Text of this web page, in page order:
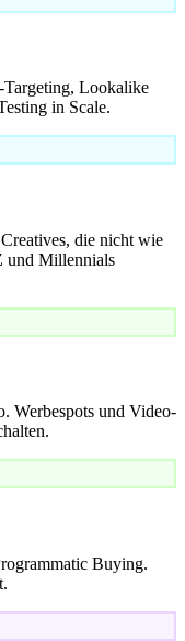
Targeting, Lookalike
in Scale.
die nicht wie
und Millennials
Werbespots und Video-
Buying.